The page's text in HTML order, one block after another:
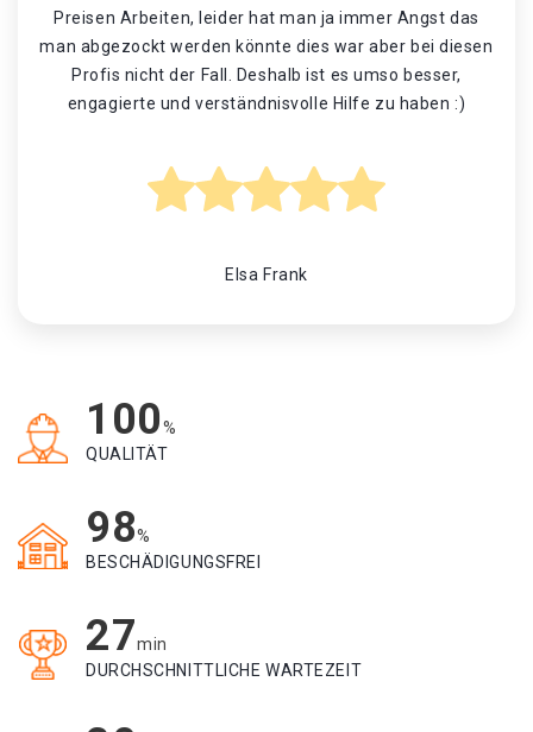
Preisen Arbeiten, leider hat man ja immer Angst das
man abgezockt werden könnte dies war aber bei diesen
Profis nicht der Fall. Deshalb ist es umso besser,
engagierte und verständnisvolle Hilfe zu haben :)
Elsa Frank
100%
QUALITÄT
98%
BESCHÄDIGUNGSFREI
27min
DURCHSCHNITTLICHE WARTEZEIT